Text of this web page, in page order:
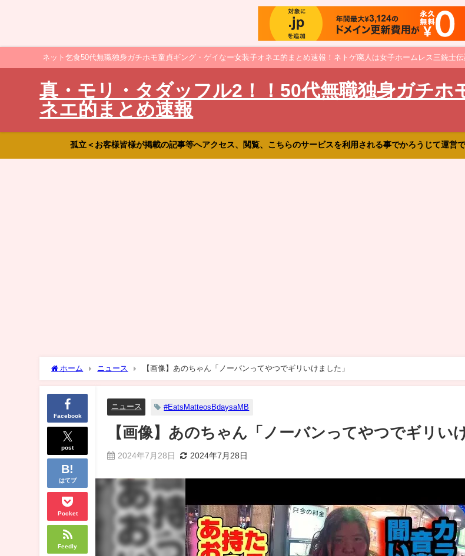
ネット乞食50代無職独身ガチホモ童貞ギング・ゲイなー女装子オネエ的まとめ速報！ネトゲ廃人は女子ホームレス三銃士
真・モリ・タダッフル2！！50代無職独身ガチホ
ネエ的まとめ速報
孤立＜お客様皆様が掲載の記事等へアクセス、閲覧、こちらのサービスを利用される事でかろうじて運営
ホーム ニュース 【画像】あのちゃん「ノーバンってやつでギリいけました」
Facebook
post
はてブ
Pocket
Feedly
ニュース #EatsMatteosBdaysaMB
【画像】あのちゃん「ノーバンってやつでギリい
2024年7月28日 2024年7月28日